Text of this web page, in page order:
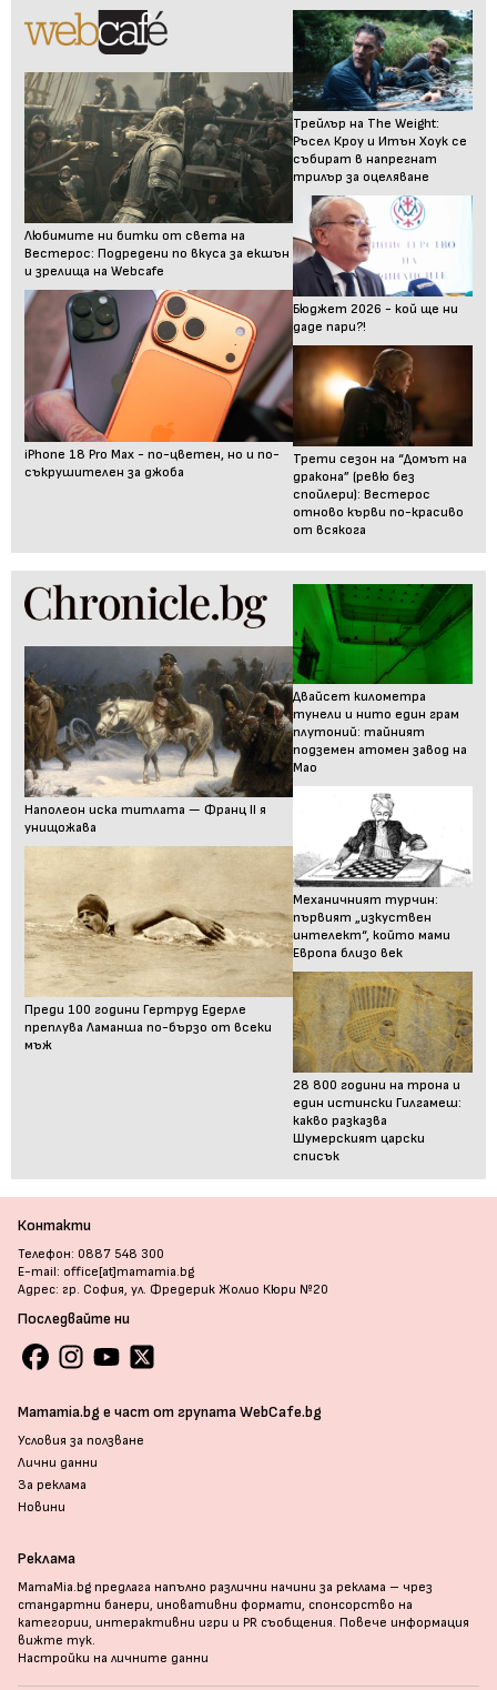
Любимите ни битки от света на
Вестерос: Подредени по вкуса за екшън
и зрелища на Webcafe
iPhone 18 Pro Max - по-цветен, но и по-
съкрушителен за джоба
Трейлър на The Weight:
Ръсел Кроу и Итън Хоук се
събират в напрегнат
трилър за оцеляване
Бюджет 2026 - кой ще ни
даде пари?!
Трети сезон на “Домът на
дракона” (ревю без
спойлери): Вестерос
отново кърви по-красиво
от всякога
Наполеон иска титлата — Франц II я
унищожава
Преди 100 години Гертруд Едерле
преплува Ламанша по-бързо от всеки
мъж
Двайсет километра
тунели и нито един грам
плутоний: тайният
подземен атомен завод на
Мао
Механичният турчин:
първият „изкуствен
интелект“, който мами
Европа близо век
28 800 години на трона и
един истински Гилгамеш:
какво разказва
Шумерският царски
списък
Контакти
Телефон: 0887 548 300
E-mail: office[at]mamamia.bg
Адрес: гр. София, ул. Фредерик Жолио Кюри №20
Последвайте ни
Mamamia.bg е част от групата WebCafe.bg
Условия за ползване
Лични данни
За реклама
Новини
Реклама
MamaMia.bg предлага напълно различни начини за реклама – чрез
стандартни банери, иновативни формати, спонсорство на
категории, интерактивни игри и PR съобщения. Повече информация
вижте тук.
Настройки на личните данни